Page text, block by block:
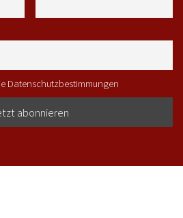
Datenschutzbestimmungen